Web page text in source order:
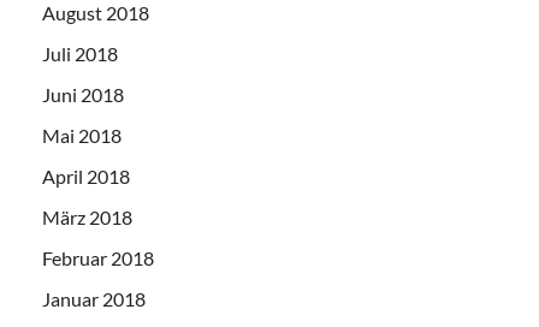
August 2018
Juli 2018
Juni 2018
Mai 2018
April 2018
März 2018
Februar 2018
Januar 2018